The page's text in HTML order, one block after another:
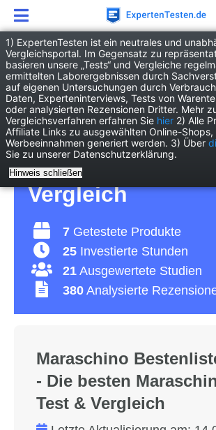
Freizeit Essen & Trinken
Maraschino Test
Die 7 besten
Maraschinos im
Vergleich
7 Getestete Produkte
25 Investierte Stunden
21 Ausgewertete Studien
380 Analysierte
Maraschino
- Die besten
Test & Vergleich
1) ExpertenTesten ist ein neutrales und
Vergleichsportal. Im Gegensatz zu
basieren unsere „Tests“ und Vergleiche
ermittelten Laborergebnissen durch
auf eigenen Untersuchungen durch
Daten, Experteninterviews, Tests von
oder analysierten Rezensionen Dritter. Mehr
Vergleichsverfahren erfahren Sie hier 2) Alle
Affiliate Links zu ausgewählten Online-
Werbeeinnahmen generiert werden. 3) Über
Sie zu unserer Datenschutzerklärung.
Hinweis schließen